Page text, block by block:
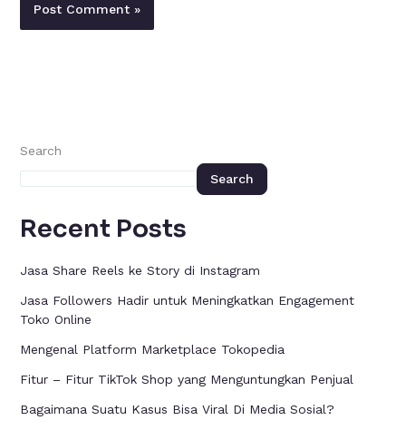
Search
Search
Recent Posts
Jasa Share Reels ke Story di Instagram
Jasa Followers Hadir untuk Meningkatkan Engagement
Toko Online
Mengenal Platform Marketplace Tokopedia
Fitur – Fitur TikTok Shop yang Menguntungkan Penjual
Bagaimana Suatu Kasus Bisa Viral Di Media Sosial?